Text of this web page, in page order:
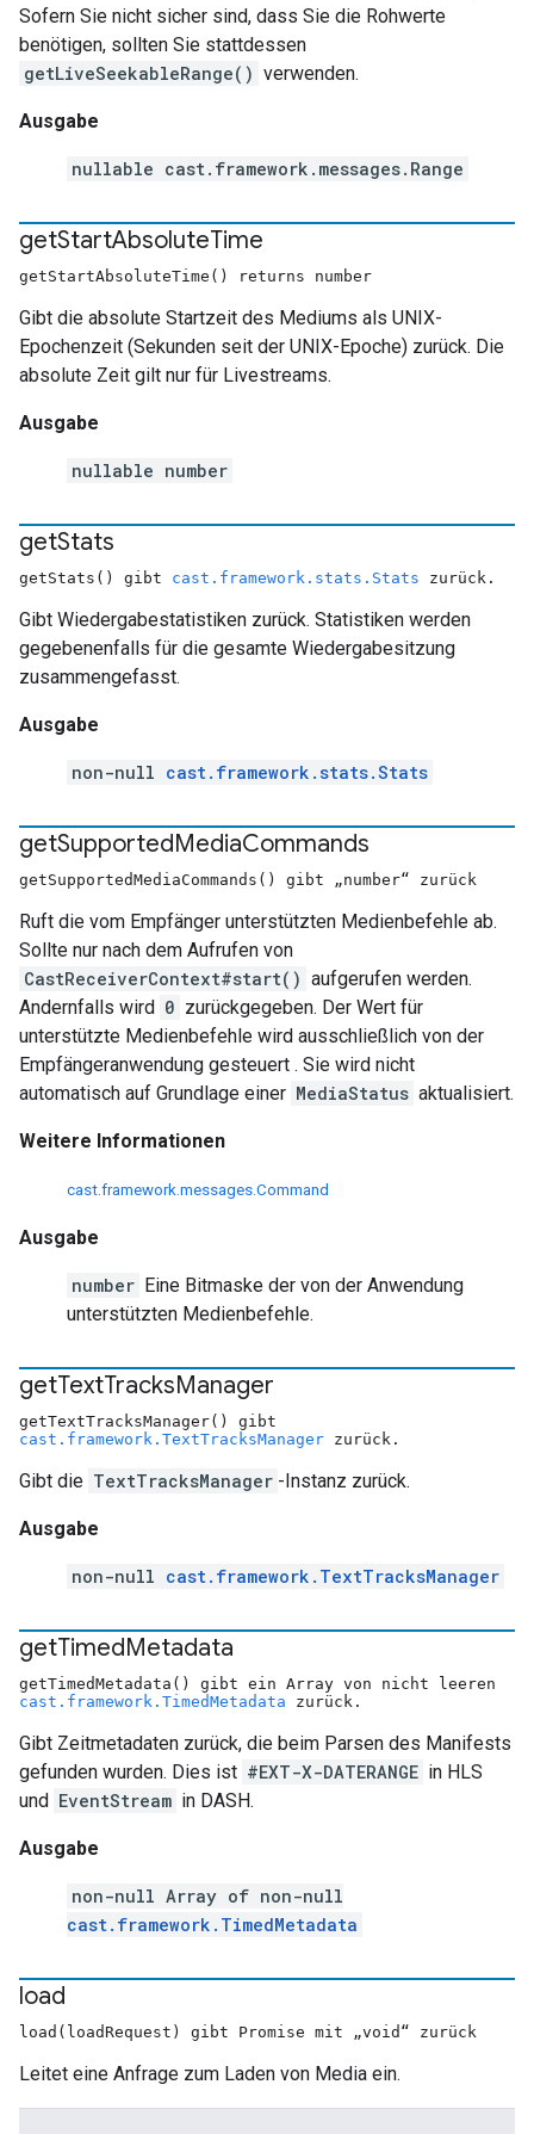
Sofern Sie nicht sicher sind, dass Sie die Rohwerte
benötigen, sollten Sie stattdessen
getLiveSeekableRange() verwenden.
Ausgabe
nullable cast.framework.messages.Range
getStartAbsoluteTime
getStartAbsoluteTime() returns number
Gibt die absolute Startzeit des Mediums als UNIX-
Epochenzeit (Sekunden seit der UNIX-Epoche) zurück. Die
absolute Zeit gilt nur für Livestreams.
Ausgabe
nullable number
getStats
getStats() gibt cast.framework.stats.Stats zurück.
Gibt Wiedergabestatistiken zurück. Statistiken werden
gegebenenfalls für die gesamte Wiedergabesitzung
zusammengefasst.
Ausgabe
non-null cast.framework.stats.Stats
getSupportedMediaCommands
getSupportedMediaCommands() gibt „number“ zurück
Ruft die vom Empfänger unterstützten Medienbefehle ab.
Sollte nur nach dem Aufrufen von
CastReceiverContext#start() aufgerufen werden.
Andernfalls wird 0 zurückgegeben. Der Wert für
unterstützte Medienbefehle wird ausschließlich von der
Empfängeranwendung gesteuert . Sie wird nicht
automatisch auf Grundlage einer MediaStatus aktualisiert.
Weitere Informationen
cast.framework.messages.Command
Ausgabe
number Eine Bitmaske der von der Anwendung
unterstützten Medienbefehle.
getTextTracksManager
getTextTracksManager() gibt
cast.framework.TextTracksManager zurück.
Gibt die TextTracksManager -Instanz zurück.
Ausgabe
non-null cast.framework.TextTracksManager
getTimedMetadata
getTimedMetadata() gibt ein Array von nicht leeren
cast.framework.TimedMetadata zurück.
Gibt Zeitmetadaten zurück, die beim Parsen des Manifests
gefunden wurden. Dies ist #EXT-X-DATERANGE in HLS
und EventStream in DASH.
Ausgabe
non-null Array of non-null
cast.framework.TimedMetadata
load
load(loadRequest) gibt Promise mit „void“ zurück
Leitet eine Anfrage zum Laden von Media ein.